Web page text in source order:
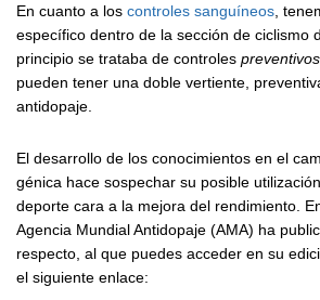
En cuanto a los controles sanguíneos ,
específico dentro de la sección de ciclismo
principio se trataba de controles preventivos
pueden tener una doble vertiente,
antidopaje.
El desarrollo de los conocimientos en el
génica hace sospechar su posible
deporte cara a la mejora del rendimiento.
Agencia Mundial Antidopaje (AMA) ha
respecto, al que puedes acceder en su
el siguiente enlace: